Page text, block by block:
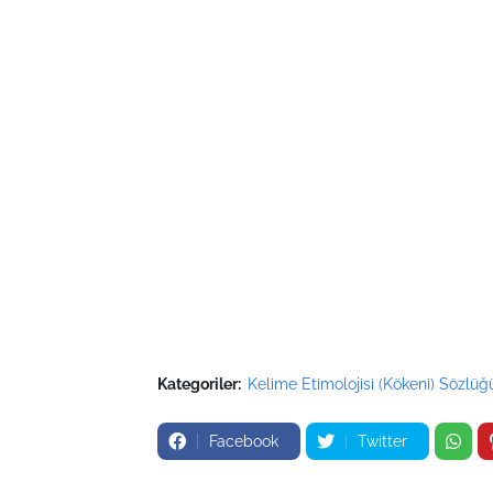
Kategoriler: Kelime Etimolojisi (Kökeni)
Facebook Twitter